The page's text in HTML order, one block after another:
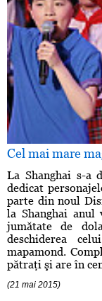
Cel mai mare
La Shanghai s-a
dedicat
parte din noul
la Shanghai
jumătate de
deschiderea
mapamond.
pătraţi şi are în
(21 mai 2015)